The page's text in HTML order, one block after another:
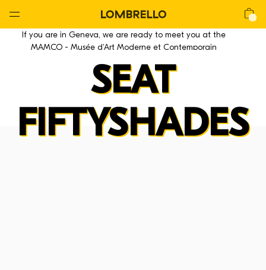
Nav
Open
Menu
Lombrello
If you are in Geneva, we are ready to meet you at the
MAMCO - Musée d'Art Moderne et Contemporain
SEAT
FIFTYSHADES
La CHAIR
La Chair